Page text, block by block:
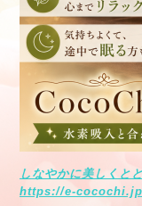
しなやかに美しくと
https://e-